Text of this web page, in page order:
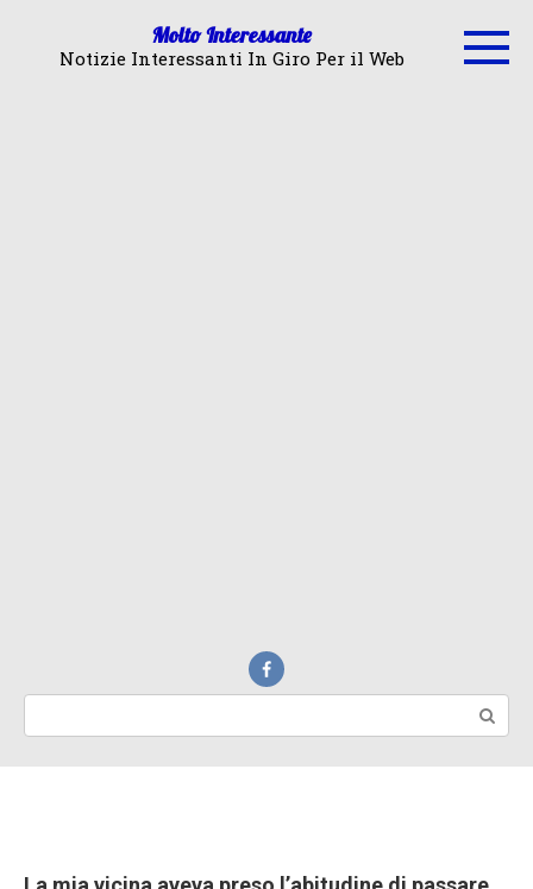
Molto Interessante
Notizie Interessanti In Giro Per il Web